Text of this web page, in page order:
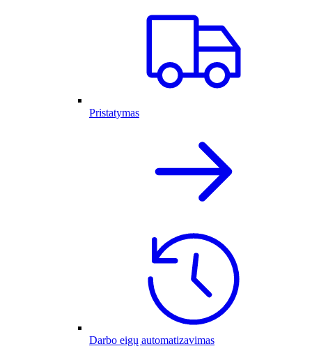
Pristatymas
Darbo eigų automatizavimas